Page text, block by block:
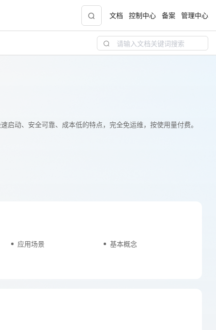
中小企业服务商合作专区
文档 控制中心 备案 管理中心
动、安全可靠、成本低的特点，完全免运维，按使用量付费。
应用场景 基本概念